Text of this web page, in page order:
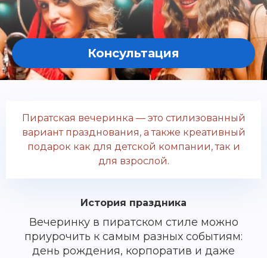
Консультация
Пиратская вечеринка — это стилизованный
вариант празднования, а также креативный
подарок как для детской компании, так и
для взрослой.
История праздника
Вечеринку в пиратском стиле можно
приурочить к самым разных событиям:
день рождения, корпоратив и даже